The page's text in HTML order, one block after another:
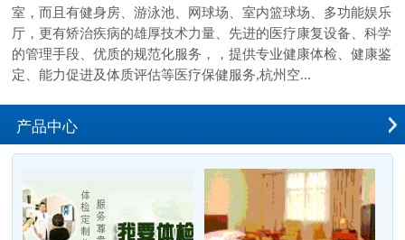
室，而且有健身房、游泳池、网球场、室内篮球场、多功能娱乐
厅，更有矫治疾病的雄厚技术力量、先进的医疗康复设备、科学
的管理手段、优质的规范化服务，，提供专业健康体检、健康鉴
定、能力促进及体质评估等医疗保健服务,杭州空...
产品中心